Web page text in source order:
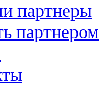
партнеры
партнером